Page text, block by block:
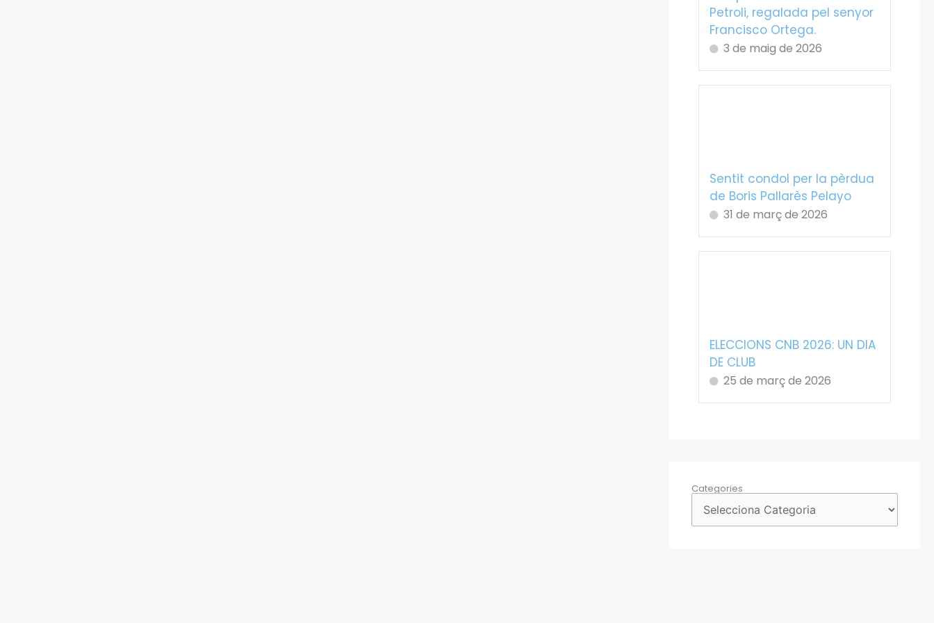
Petroli, regalada pel senyor
Francisco Ortega.
3 de maig de 2026
Sentit condol per la pèrdua
de Boris Pallarès Pelayo
31 de març de 2026
ELECCIONS CNB 2026: UN DIA
DE CLUB
25 de març de 2026
Categories